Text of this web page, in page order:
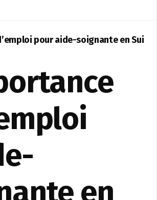
pour aide-soignante en Sui
en